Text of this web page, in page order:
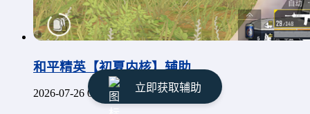
立即获取辅助
和平精英【初夏内核】辅助
2026-07-26 09:18:23